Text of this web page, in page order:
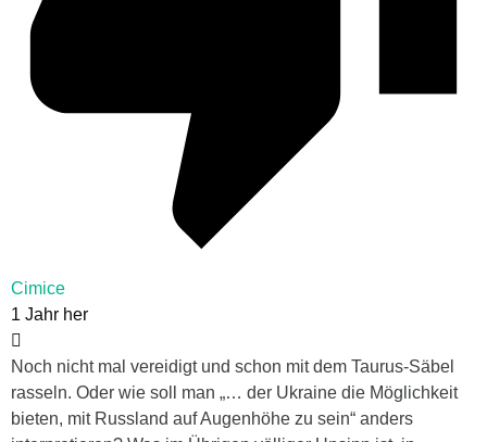
Cimice
1 Jahr her
Noch nicht mal vereidigt und schon mit dem Taurus-Säbel
rasseln. Oder wie soll man „… der Ukraine die Möglichkeit
bieten, mit Russland auf Augenhöhe zu sein“ anders